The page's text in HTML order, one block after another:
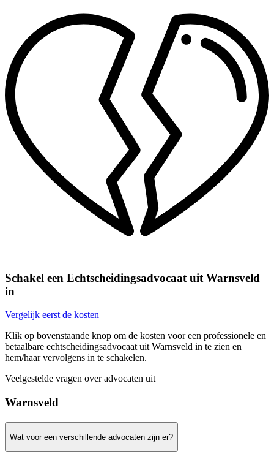
Schakel een Echtscheidingsadvocaat uit Warnsveld
in
Vergelijk eerst de kosten
Klik op bovenstaande knop om de kosten voor een professionele en
betaalbare echtscheidingsadvocaat uit Warnsveld in te zien en
hem/haar vervolgens in te schakelen.
Veelgestelde vragen over advocaten uit
Warnsveld
Wat voor een verschillende advocaten zijn er?